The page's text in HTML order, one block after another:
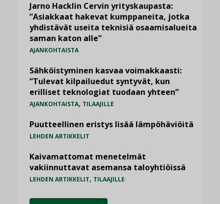
Jarno Hacklin Cervin yrityskaupasta:
”Asiakkaat hakevat kumppaneita, jotka
yhdistävät useita teknisiä osaamisalueita
saman katon alle”
AJANKOHTAISTA
Sähköistyminen kasvaa voimakkaasti:
”Tulevat kilpailuedut syntyvät, kun
erilliset teknologiat tuodaan yhteen”
AJANKOHTAISTA, TILAAJILLE
Puutteellinen eristys lisää lämpöhäviöitä
LEHDEN ARTIKKELIT
Kaivamattomat menetelmät
vakiinnuttavat asemansa taloyhtiöissä
LEHDEN ARTIKKELIT, TILAAJILLE